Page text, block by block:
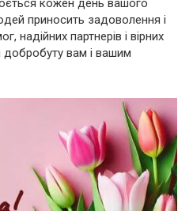
кожен день вашого
приносить задоволення і
надійних партнерів і вірних
добробуту вам і вашим